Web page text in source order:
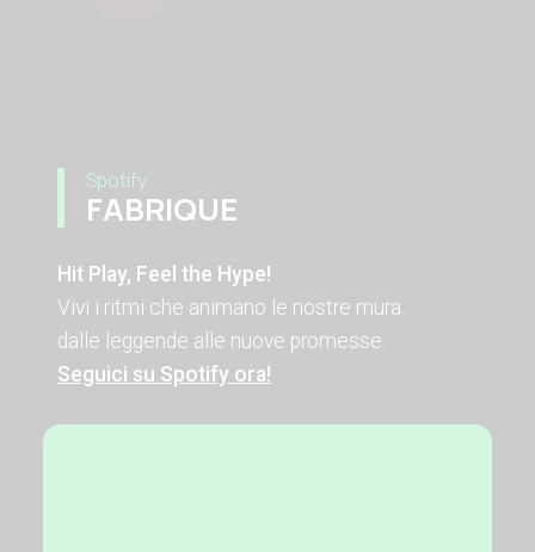
Spotify
FABRIQUE
Hit Play, Feel the Hype!
Vivi i ritmi che animano le nostre mura:
dalle leggende alle nuove promesse.
Seguici su Spotify ora!